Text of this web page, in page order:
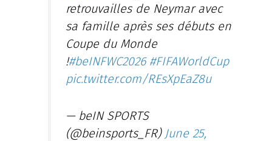
retrouvailles de Neymar avec
sa famille après ses débuts en
Coupe du Monde
!#beINFWC2026 #FIFAWorldCup
pic.twitter.com/REsXpEaZ8u
— beIN SPORTS
(@beinsports_FR) June 25,